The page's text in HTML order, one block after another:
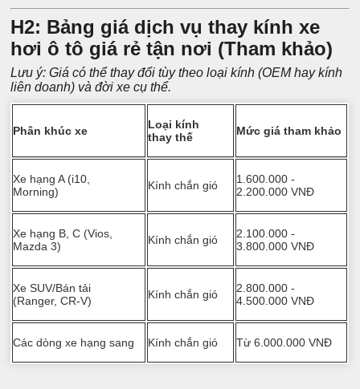
H2: Bảng giá dịch vụ thay kính xe
hơi ô tô giá rẻ tận nơi (Tham khảo)
Lưu ý: Giá có thể thay đổi tùy theo loại kính (OEM hay kính
liên doanh) và đời xe cụ thể.
Phân khúc xe
Loại kính
thay thế
Mức giá tham khảo
Xe hạng A (i10,
Morning)
Kính chắn gió
1.600.000 -
2.200.000 VNĐ
Xe hạng B, C (Vios,
Mazda 3)
Kính chắn gió
2.100.000 -
3.800.000 VNĐ
Xe SUV/Bán tải
(Ranger, CR-V)
Kính chắn gió
2.800.000 -
4.500.000 VNĐ
Các dòng xe hạng sang Kính chắn gió Từ 6.000.000 VNĐ